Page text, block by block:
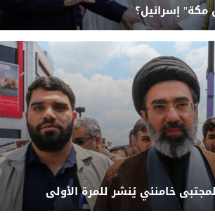
مكة" إسرائيل؟
خامنئي يُنشر للمرة الأولى